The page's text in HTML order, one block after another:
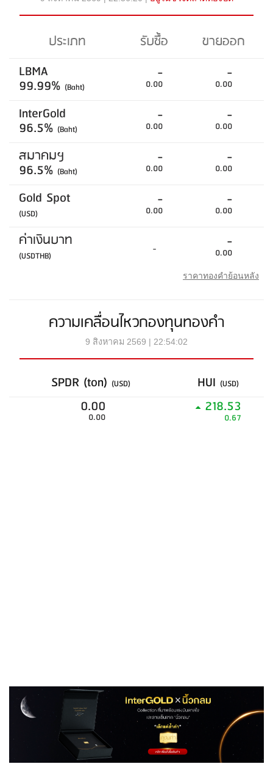
ประเภท รับซื้อ
ขายออก
LBMA
99.99% (Baht)
-
0.00
-
0.00
InterGold
96.5% (Baht)
-
0.00
-
0.00
สมาคมฯ
96.5% (Baht)
-
0.00
-
0.00
Gold Spot
(USD)
-
0.00
-
0.00
ค่าเงินบาท
(USDTHB) - -
0.00
ราคาทองคำย้อนหลัง
ความเคลื่อนไหวกองทุนทองคำ
9 สิงหาคม 2569 | 22:54:02
SPDR (ton) (USD) HUI (USD)
0.00
0.00
218.53
0.67